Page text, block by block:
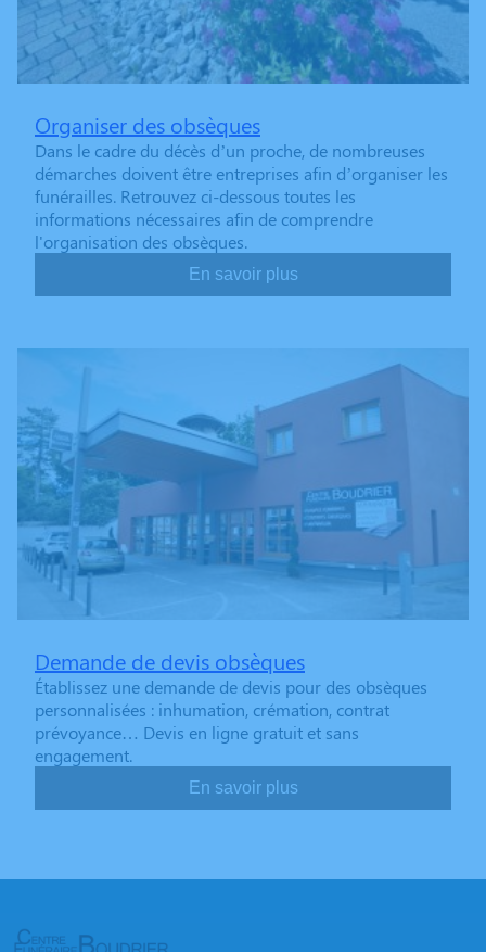
Organiser des obsèques
Dans le cadre du décès d’un proche, de nombreuses
démarches doivent être entreprises afin d’organiser les
funérailles. Retrouvez ci-dessous toutes les
informations nécessaires afin de comprendre
l'organisation des obsèques.
En savoir plus
Demande de devis obsèques
Établissez une demande de devis pour des obsèques
personnalisées : inhumation, crémation, contrat
prévoyance… Devis en ligne gratuit et sans
engagement.
En savoir plus